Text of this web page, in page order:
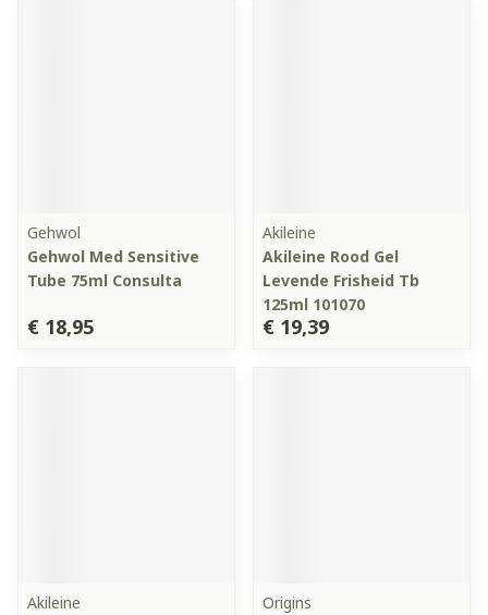
Gehwol
Gehwol Med Sensitive
Tube 75ml Consulta
€ 18,95
Akileine
Akileine Rood Gel
Levende Frisheid Tb
125ml 101070
€ 19,39
Akileine
Origins